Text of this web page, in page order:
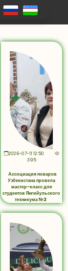
2026-07-11 12:50
395
Ассоциация поваров
Узбекистана провела
мастер-класс для
студентов Янгийульского
техникума №2